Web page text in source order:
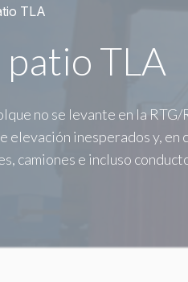
TLA
TLA
no se levante en la
elevación inesperados y, en
camiones e incluso